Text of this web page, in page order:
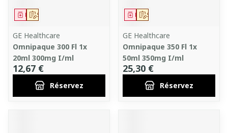
Sur prescription
Médicament
GE Healthcare
Omnipaque 300 Fl 1x
20ml 300mg I/ml
12,67 €
Réservez
Sur prescription
Médicament
GE Healthcare
Omnipaque 350 Fl 1x
50ml 350mg I/ml
25,30 €
Réservez